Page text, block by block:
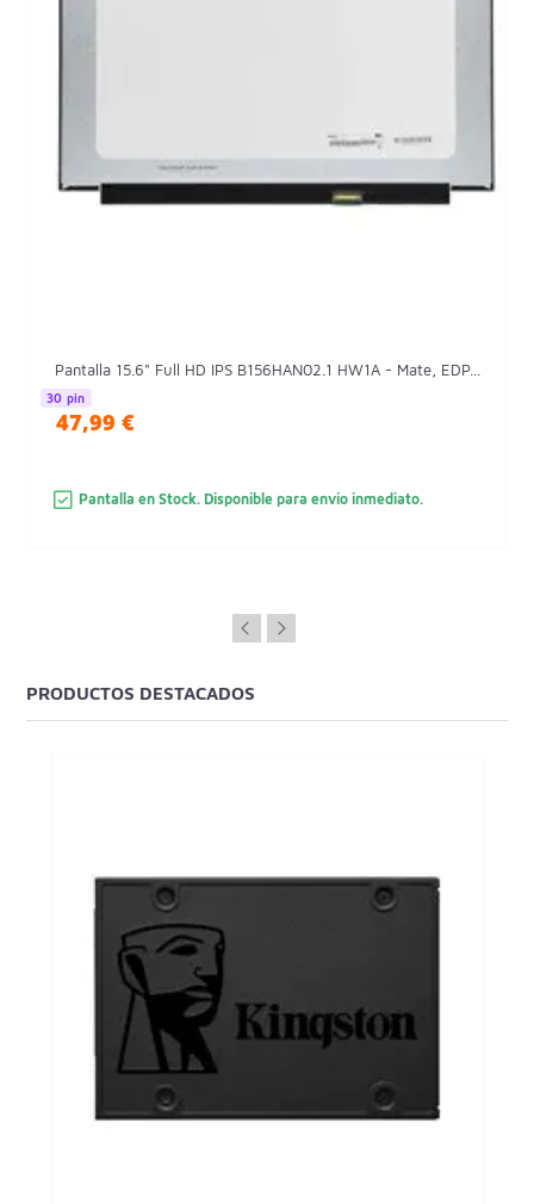
Pantalla 15.6" Full HD IPS B156HAN02.1 HW1A - Mate, EDP...
30 pin
47,99 €
Pantalla en Stock. Disponible para envio inmediato.
PRODUCTOS DESTACADOS